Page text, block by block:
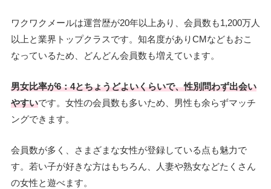
ワクワクメールは運営歴が20年以上あり、会員数も1,200万人
以上と業界トップクラスです。知名度がありCMなどもおこ
なっているため、どんどん会員数も増えています。
男女比率が6：4とちょうどよいくらいで、性別問わず出会い
やすいです。女性の会員数も多いため、男性も余らずマッチ
ングできます。
会員数が多く、さまざまな女性が登録している点も魅力で
す。若い子が好きな方はもちろん、人妻や熟女などたくさん
の女性と遊べます。